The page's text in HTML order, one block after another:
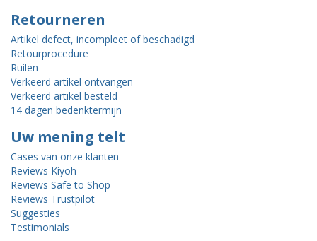
Retourneren
Artikel defect, incompleet of beschadigd
Retourprocedure
Ruilen
Verkeerd artikel ontvangen
Verkeerd artikel besteld
14 dagen bedenktermijn
Uw mening telt
Cases van onze klanten
Reviews Kiyoh
Reviews Safe to Shop
Reviews Trustpilot
Suggesties
Testimonials